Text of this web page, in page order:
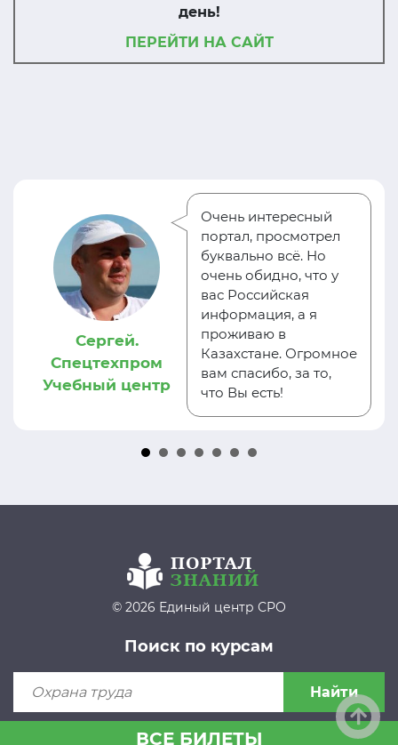
день!
ПЕРЕЙТИ НА САЙТ
ВСЕ БИЛЕТЫ
Сергей.
Спецтехпром
Учебный центр
Очень интересный
портал, просмотрел
буквально всё. Но
очень обидно, что у
вас Российская
информация, а я
проживаю в
Казахстане. Огромное
вам спасибо, за то,
что Вы есть!
© 2026 Единый центр СРО
Поиск по курсам
Найти
Пользовательское соглашение